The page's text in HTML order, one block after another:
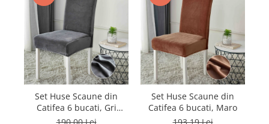
Set Huse Scaune din
Catifea 6 bucati, Gri
inchis
Set Huse Scaune din
Catifea 6 bucati, Maro